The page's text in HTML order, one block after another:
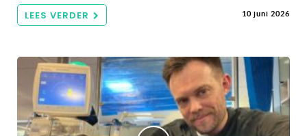
LEES VERDER 10 juni 2026